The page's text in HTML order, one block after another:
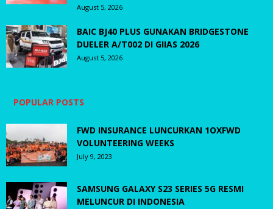
August 5, 2026
BAIC BJ40 PLUS GUNAKAN BRIDGESTONE
DUELER A/T002 DI GIIAS 2026
August 5, 2026
POPULAR POSTS
FWD INSURANCE LUNCURKAN 1OXFWD
VOLUNTEERING WEEKS
July 9, 2023
SAMSUNG GALAXY S23 SERIES 5G RESMI
MELUNCUR DI INDONESIA